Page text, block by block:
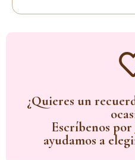
¿Quieres un
Escríbenos por
ayudamos a